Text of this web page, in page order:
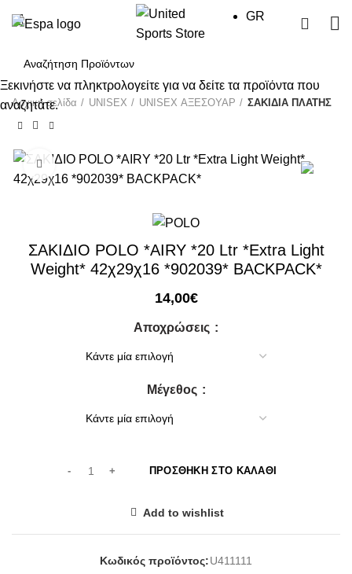
GR
Αρχική σελίδα UΝΙSΕΧ UNISEX ΑΞΕΣΟΥΑΡ ΣΑΚΙΔΙΑ ΠΛΑΤΗΣ
Click to enlarge
ΣΑΚΙΔΙΟ POLO *AIRY *20 Ltr *Extra Light
Weight* 42χ29χ16 *902039* BACKPACK*
14,00€
Αποχρώσεις
Μέγεθος
ΠΡΟΣΘΉΚΗ ΣΤΟ ΚΑΛΆΘΙ
Add to wishlist
Κωδικός προϊόντος:U411111
Ξεκινήστε να πληκτρολογείτε για να δείτε τα προϊόντα που
αναζητάτε.